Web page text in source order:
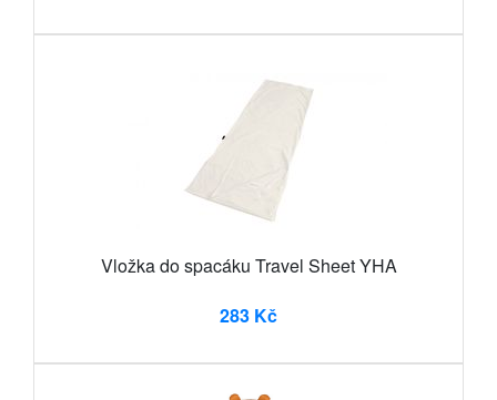
Vložka do spacáku Travel Sheet YHA
283 Kč